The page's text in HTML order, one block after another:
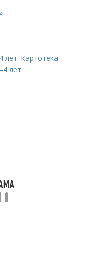
лет. Картотека
лет